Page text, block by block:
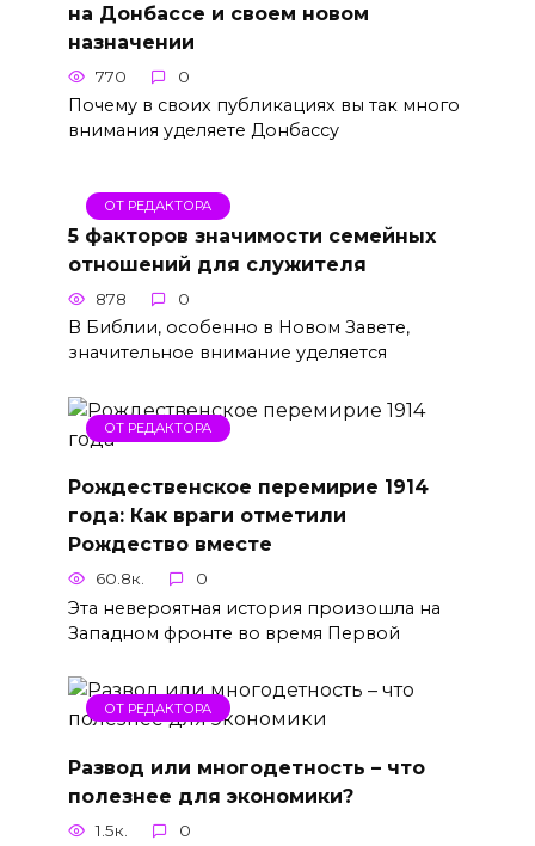
на Донбассе и своем новом
назначении
770 0
Почему в своих публикациях вы так много
внимания уделяете Донбассу
ОТ РЕДАКТОРА
5 факторов значимости семейных
отношений для служителя
878 0
В Библии, особенно в Новом Завете,
значительное внимание уделяется
ОТ РЕДАКТОРА
Рождественское перемирие 1914
года: Как враги отметили
Рождество вместе
60.8к. 0
Эта невероятная история произошла на
Западном фронте во время Первой
ОТ РЕДАКТОРА
Развод или многодетность – что
полезнее для экономики?
1.5к. 0